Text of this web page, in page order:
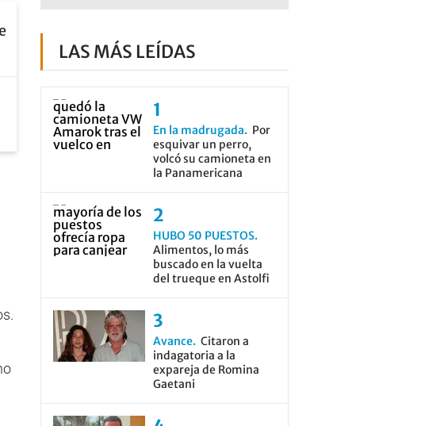
LAS MÁS LEÍDAS
En la madrugada
Por
esquivar un perro,
volcó su camioneta en
la Panamericana
HUBO 50 PUESTOS
Alimentos, lo más
buscado en la vuelta
del trueque en Astolfi
Avance Citaron a
indagatoria a la
expareja de Romina
Gaetani